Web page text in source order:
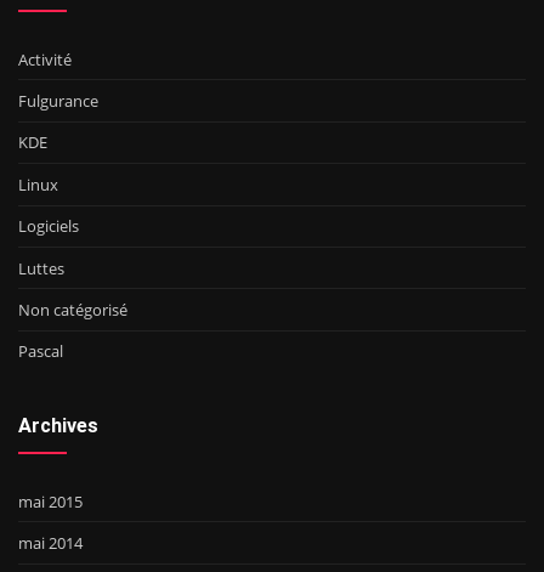
Activité
Fulgurance
KDE
Linux
Logiciels
Luttes
Non catégorisé
Pascal
Archives
mai 2015
mai 2014